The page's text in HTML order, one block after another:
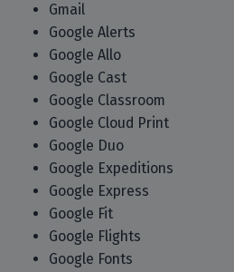
Gmail
Google Alerts
Google Allo
Google Cast
Google Classroom
Google Cloud Print
Google Duo
Google Expeditions
Google Express
Google Fit
Google Flights
Google Fonts